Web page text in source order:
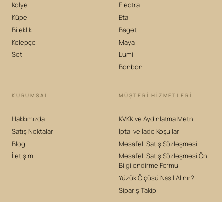
Kolye
Küpe
Bileklik
Kelepçe
Set
Electra
Eta
Baget
Maya
Lumi
Bonbon
KURUMSAL
Hakkımızda
Satış Noktaları
Blog
İletişim
MÜŞTERİ HİZMETLERİ
KVKK ve Aydınlatma Metni
İptal ve İade Koşulları
Mesafeli Satış Sözleşmesi
Mesafeli Satış Sözleşmesi Ön
Bilgilendirme Formu
Yüzük Ölçüsü Nasıl Alınır?
Sipariş Takip